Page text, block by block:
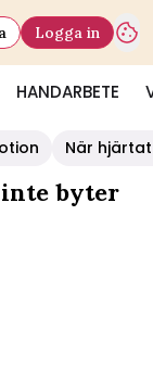
HANDARBETE
Logga in
När
inte byter